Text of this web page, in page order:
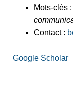
Mots-clés :
Contact :
Google Scholar